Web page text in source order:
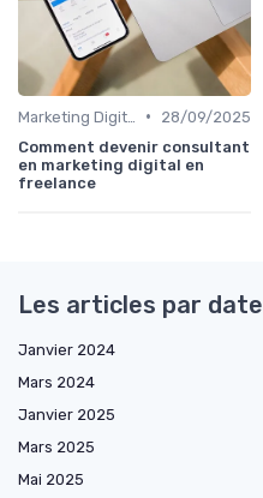
•
28/09/2025
Comment devenir consultant
en marketing digital en
freelance
Les articles par date
Janvier 2024
Mars 2024
Janvier 2025
Mars 2025
Mai 2025